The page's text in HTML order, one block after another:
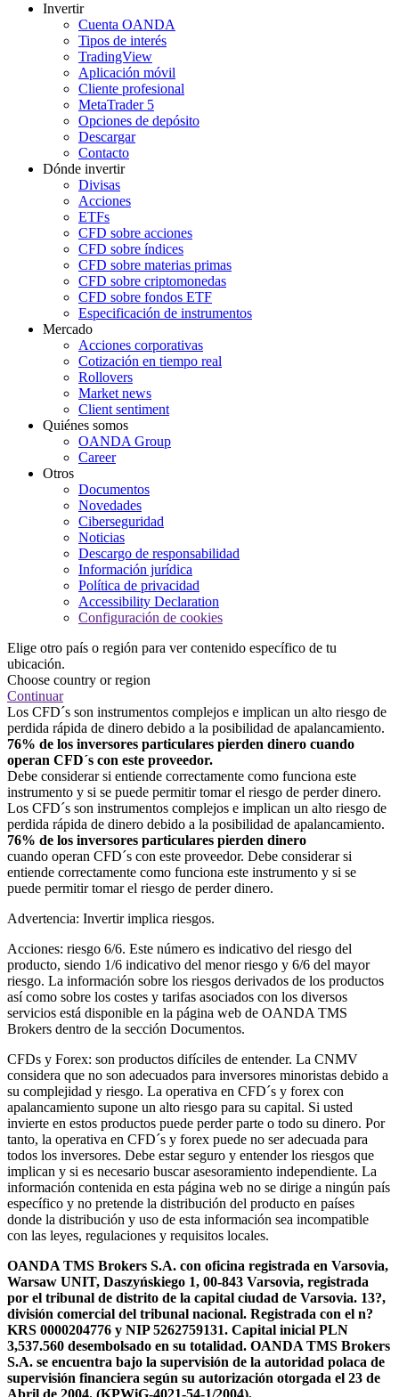
Invertir
Cuenta OANDA
Tipos de interés
TradingView
Aplicación móvil
Cliente profesional
MetaTrader 5
Opciones de depósito
Descargar
Contacto
Dónde invertir
Divisas
Acciones
ETFs
CFD sobre acciones
CFD sobre índices
CFD sobre materias primas
CFD sobre criptomonedas
CFD sobre fondos ETF
Especificación de instrumentos
Mercado
Acciones corporativas
Cotización en tiempo real
Rollovers
Market news
Client sentiment
Quiénes somos
OANDA Group
Career
Otros
Documentos
Novedades
Ciberseguridad
Noticias
Descargo de responsabilidad
Información jurídica
Política de privacidad
Accessibility Declaration
Configuración de cookies
Elige otro país o región para ver contenido específico de tu
ubicación.
Choose country or region
Continuar
Los CFD´s son instrumentos complejos e implican un alto riesgo de
perdida rápida de dinero debido a la posibilidad de apalancamiento.
76% de los inversores particulares pierden dinero cuando
operan CFD´s con este proveedor.
Debe considerar si entiende correctamente como funciona este
instrumento y si se puede permitir tomar el riesgo de perder dinero.
Los CFD´s son instrumentos complejos e implican un alto riesgo de
perdida rápida de dinero debido a la posibilidad de apalancamiento.
76% de los inversores particulares pierden dinero
cuando operan CFD´s con este proveedor. Debe considerar si
entiende correctamente como funciona este instrumento y si se
puede permitir tomar el riesgo de perder dinero.
Advertencia: Invertir implica riesgos.
Acciones: riesgo 6/6. Este número es indicativo del riesgo del
producto, siendo 1/6 indicativo del menor riesgo y 6/6 del mayor
riesgo. La información sobre los riesgos derivados de los productos
así como sobre los costes y tarifas asociados con los diversos
servicios está disponible en la página web de OANDA TMS
Brokers dentro de la sección Documentos.
CFDs y Forex: son productos difíciles de entender. La CNMV
considera que no son adecuados para inversores minoristas debido a
su complejidad y riesgo. La operativa en CFD´s y forex con
apalancamiento supone un alto riesgo para su capital. Si usted
invierte en estos productos puede perder parte o todo su dinero. Por
tanto, la operativa en CFD´s y forex puede no ser adecuada para
todos los inversores. Debe estar seguro y entender los riesgos que
implican y si es necesario buscar asesoramiento independiente. La
información contenida en esta página web no se dirige a ningún país
específico y no pretende la distribución del producto en países
donde la distribución y uso de esta información sea incompatible
con las leyes, regulaciones y requisitos locales.
OANDA TMS Brokers S.A. con oficina registrada en Varsovia,
Warsaw UNIT, Daszyńskiego 1, 00-843 Varsovia, registrada
por el tribunal de distrito de la capital ciudad de Varsovia. 13?,
división comercial del tribunal nacional. Registrada con el n?
KRS 0000204776 y NIP 5262759131. Capital inicial PLN
3,537.560 desembolsado en su totalidad. OANDA TMS Brokers
S.A. se encuentra bajo la supervisión de la autoridad polaca de
supervisión financiera según su autorización otorgada el 23 de